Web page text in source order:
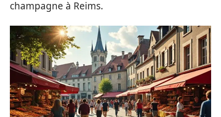
champagne à Reims.